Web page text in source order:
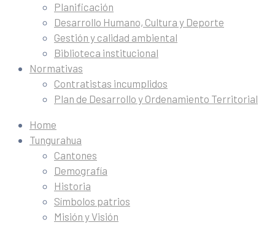
Planificación
Desarrollo Humano, Cultura y Deporte
Gestión y calidad ambiental
Biblioteca institucional
Normativas
Contratistas incumplidos
Plan de Desarrollo y Ordenamiento Territorial
Home
Tungurahua
Cantones
Demografía
Historia
Símbolos patrios
Misión y Visión